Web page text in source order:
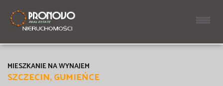
SZCZECIN, GUMIEŃCE
MIESZKANIE NA WYNAJEM